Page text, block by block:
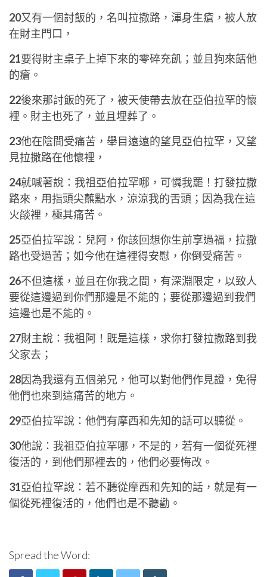
20又有一個討飯的，名叫拉撒路，渾身生瘡，被人放
在財主門口，
21要得財主桌子上掉下來的零碎充飢；並且狗來餂他
的瘡。
22後來那討飯的死了，被天使帶去放在亞伯拉罕的懷
裡。財主也死了，並且埋葬了。
23他在陰間受痛苦，舉目遠遠的望見亞伯拉罕，又望
見拉撒路在他懷裡，
24就喊著說：我祖亞伯拉罕哪，可憐我罷！打發拉撒
路來，用指頭尖蘸點水，涼涼我的舌頭；因為我在這
火燄裡，極其痛苦。
25亞伯拉罕說：兒阿，你該回想你生前享過福，拉撒
路也受過苦；如今他在這裡得安慰，你倒受痛苦。
26不但這樣，並且在你我之間，有深淵限定，以致人
要從這邊過到你們那邊是不能的；要從那邊過到我們
這邊也是不能的。
27財主說：我祖阿！既是這樣，求你打發拉撒路到我
父家去；
28因為我還有五個弟兄，他可以對他們作見證，免得
他們也來到這痛苦的地方。
29亞伯拉罕說：他們有摩西和先知的話可以聽從。
30他說：我祖亞伯拉罕哪，不是的，若有一個從死裡
復活的，到他們那裡去的，他們必要悔改。
31亞伯拉罕說：若不聽從摩西和先知的話，就是有一
個從死裡復活的，他們也是不聽勸。
Spread the Word: